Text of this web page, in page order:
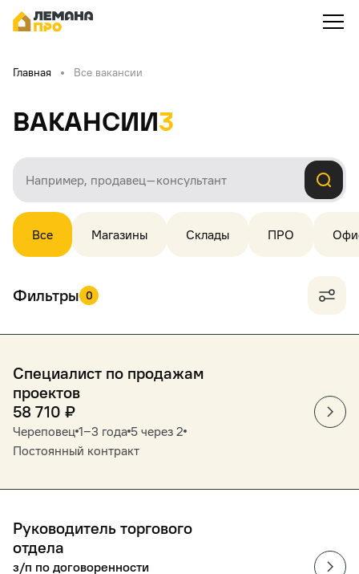
Главная Все вакансии
Вакансии3
Все Магазины Склады ПРО
Фильтры 0
Специалист по продажам
проектов
58 710 ₽
Череповец 1‒3 года 5 через 2
Постоянный контракт
Руководитель торгового
отдела
з/п по договоренности